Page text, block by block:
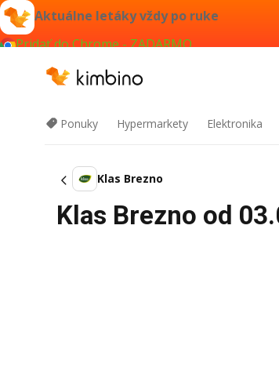
Aktuálne letáky vždy po ruke
Pridať do Chrome - ZADARMO
Ponuky Hypermarkety Elektronika
Klas Brezno
Klas Brezno od